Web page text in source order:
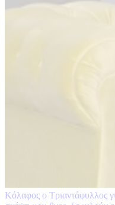
Κόλαφος ο Τριαντάφυλλος